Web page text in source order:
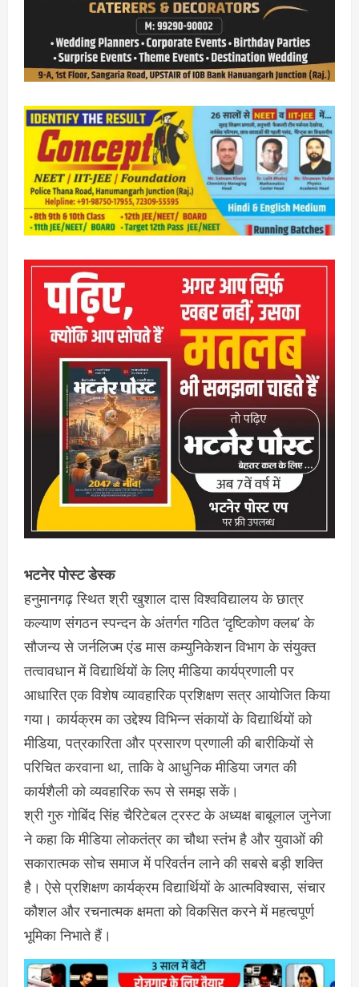
भटनेर पोस्ट डेस्क
हनुमानगढ़ स्थित श्री खुशाल दास विश्वविद्यालय के छात्र
कल्याण संगठन स्पन्दन के अंतर्गत गठित ‘दृष्टिकोण क्लब’ के
सौजन्य से जर्नलिज्म एंड मास कम्युनिकेशन विभाग के संयुक्त
तत्वावधान में विद्यार्थियों के लिए मीडिया कार्यप्रणाली पर
आधारित एक विशेष व्यावहारिक प्रशिक्षण सत्र आयोजित किया
गया। कार्यक्रम का उद्देश्य विभिन्न संकायों के विद्यार्थियों को
मीडिया, पत्रकारिता और प्रसारण प्रणाली की बारीकियों से
परिचित करवाना था, ताकि वे आधुनिक मीडिया जगत की
कार्यशैली को व्यवहारिक रूप से समझ सकें।
श्री गुरु गोबिंद सिंह चैरिटेबल ट्रस्ट के अध्यक्ष बाबूलाल जुनेजा
ने कहा कि मीडिया लोकतंत्र का चौथा स्तंभ है और युवाओं की
सकारात्मक सोच समाज में परिवर्तन लाने की सबसे बड़ी शक्ति
है। ऐसे प्रशिक्षण कार्यक्रम विद्यार्थियों के आत्मविश्वास, संचार
कौशल और रचनात्मक क्षमता को विकसित करने में महत्वपूर्ण
भूमिका निभाते हैं।